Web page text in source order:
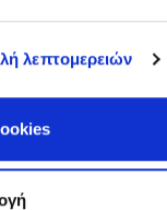
λεπτομερειών